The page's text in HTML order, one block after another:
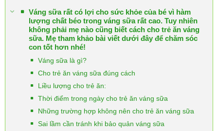
Váng sữa rất có lợi cho sức khỏe của bé vì hàm
lượng chất béo trong váng sữa rất cao. Tuy nhiên
không phải mẹ nào cũng biết cách cho trẻ ăn váng
sữa. Mẹ tham khảo bài viết dưới đây để chăm sóc
con tốt hơn nhé!
Váng sữa là gì?
Cho trẻ ăn váng sữa đúng cách
Liều lượng cho trẻ ăn:
Thời điểm trong ngày cho trẻ ăn váng sữa
Những trường hợp không nên cho trẻ ăn váng sữa
Sai lầm cần tránh khi bảo quản váng sữa